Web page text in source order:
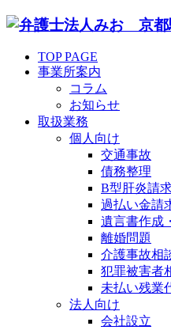
TOP PAGE
事業所案内
コラム
お知らせ
取扱業務
個人向け
交通事故
債務整理
B型肝炎請
過払い金請
遺言書作成
離婚問題
介護事故相
犯罪被害者
未払い残業
法人向け
会社設立